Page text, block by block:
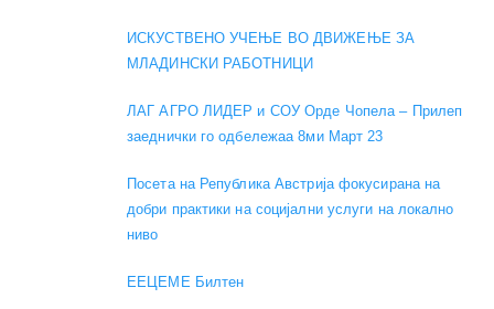
ИСКУСТВЕНО УЧЕЊЕ ВО ДВИЖЕЊЕ ЗА
МЛАДИНСКИ РАБОТНИЦИ
ЛАГ АГРО ЛИДЕР и СОУ Орде Чопела – Прилеп
заеднички го одбележаа 8ми Март 23
Посета на Република Австрија фокусирана на
добри практики на социјални услуги на локално
ниво
EEЦЕМЕ Билтен